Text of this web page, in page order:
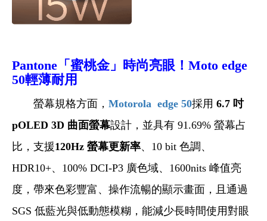
Pantone 「蜜桃金」時尚亮眼！Moto edge
50輕薄耐用
螢幕規格方面， Motorola edge 50採用 6.7 吋
pOLED 3D 曲面螢幕設計，並具有 91.69% 螢幕占
比，支援120Hz 螢幕更新率、10 bit 色調、
HDR10+、100% DCI-P3 廣色域、1600nits 峰值亮
度，帶來色彩豐富、操作流暢的顯示畫面，且通過
SGS 低藍光與低動態模糊，能減少長時間使用對眼